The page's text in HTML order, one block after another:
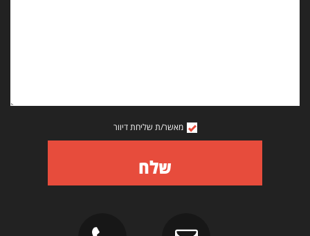
מאשר/ת שליחת דיוור
שלח